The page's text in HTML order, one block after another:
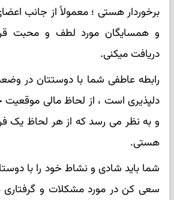
برخوردار هستی ؛ معمولاً از جانب
و همسایگان مورد لطف و محبت
دریافت میکنی.
رابطه عاطفی شما با دوستتان در
دلپذیری است ، از لحاظ مالی
و به نظر می رسد که از هر لحاظ یک
هستی.
شما باید شادی و نشاط خود را با
سعی کن در مورد مشکلات و